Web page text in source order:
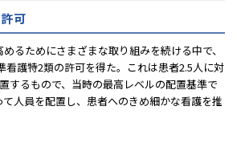
可
るためにさまざまな取り組みを続ける中で、
看護特2類の許可を得た。これは患者2.5人に対
するもので、当時の最高レベルの配置基準で
人員を配置し、患者へのきめ細かな看護を推